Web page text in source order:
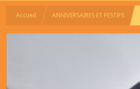
Accueil ANNIVERSAIRES ET FESTIFS